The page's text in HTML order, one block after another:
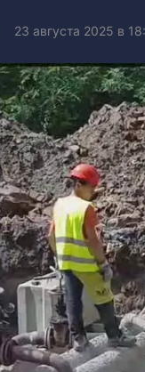
23 августа 2025 в